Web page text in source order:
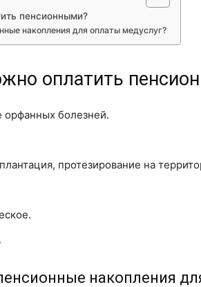
пенсионными?
накопления для оплаты медуслуг?
оплатить
орфанных болезней.
протезирование на
накопления